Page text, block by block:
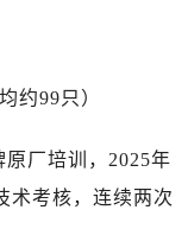
约99只）
厂培训，2025年
术考核，连续两次